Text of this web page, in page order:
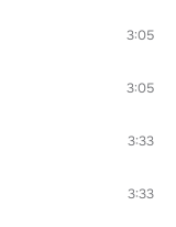
3:05
3:05
3:33
3:33